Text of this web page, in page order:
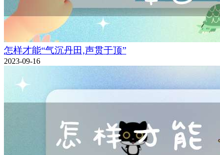
怎样才能“气沉丹田,声贯于顶”
2023-09-16